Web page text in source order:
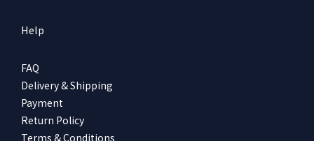
Help
FAQ
Delivery & Shipping
Payment
Return Policy
Terms & Conditions